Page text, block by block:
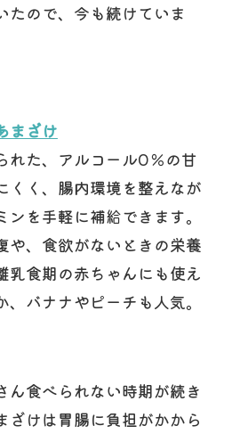
たので、今も続けていま
まざけ
れた、アルコール0％の甘
くく、腸内環境を整えなが
を手軽に補給できます。
や、食欲がないときの栄養
乳食期の赤ちゃんにも使え
バナナやピーチも人気。
ん食べられない時期が続き
ざけは胃腸に負担がかから